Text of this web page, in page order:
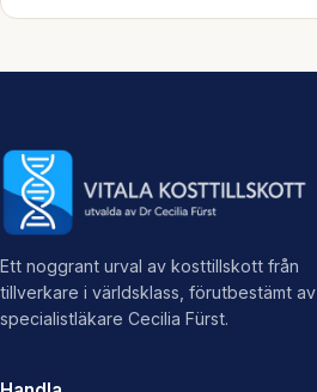
Ett noggrant urval av kosttillskott från
tillverkare i världsklass, förutbestämt av
specialistläkare Cecilia Fürst.